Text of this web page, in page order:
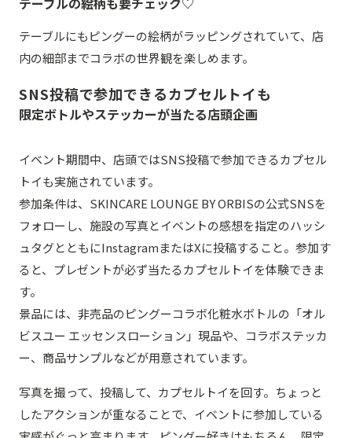
テーブルにもピングーの絵柄がラッピングされていて、店
内の細部までコラボの世界観を楽しめます。
SNS投稿で参加できるカプセルトイも
限定ボトルやステッカーが当たる店頭企画
イベント期間中、店頭ではSNS投稿で参加できるカプセル
トイも実施されています。
参加条件は、SKINCARE LOUNGE BY ORBISの公式SNSを
フォローし、施設の写真とイベントの感想を指定のハッシ
ュタグとともにInstagramまたはXに投稿すること。参加す
ると、プレゼントが必ず当たるカプセルトイを体験できま
す。
景品には、非売品のピングーコラボ化粧水ボトルの「オル
ビスユー エッセンスローション」現品や、コラボステッカ
ー、商品サンプルなどが用意されています。
写真を撮って、投稿して、カプセルトイを回す。ちょっと
したアクションが重なることで、イベントに参加している